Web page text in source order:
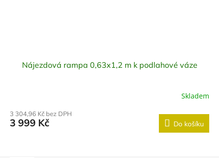
Nájezdová rampa 0,63x1,2 m k podlahové váze
Skladem
3 304,96 Kč bez DPH
3 999 Kč Do košíku